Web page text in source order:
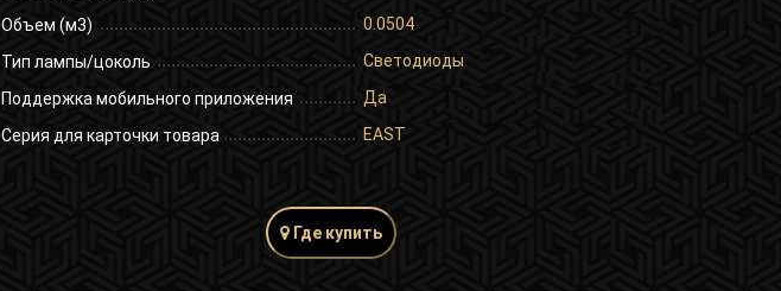
Объем (м3) 0.0504
Тип лампы/цоколь Светодиоды
Поддержка мобильного приложения Да
Серия для карточки товара EAST
Где купить